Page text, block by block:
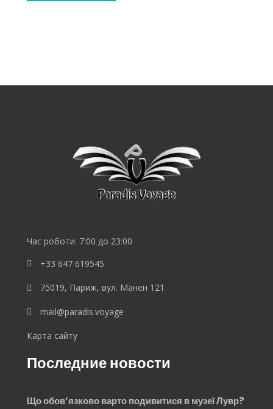
Час роботи: 7:00 до 23:00
+33 647 619545
75019, Париж, вул. Манен 121
mail@paradis.voyage
Карта сайту
Последние новости
Що обов’язково варто подивитися в музеї Лувр?